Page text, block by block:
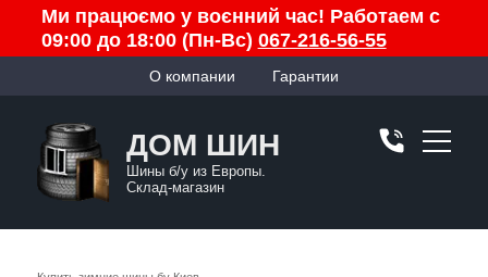
Ми працюємо у воєнний час! Работаем с
09:00 до 18:00 (Пн-Вс) 067-216-56-55
О компании Гарантии
ДОМ ШИН
Шины б/у из Европы.
Склад-магазин